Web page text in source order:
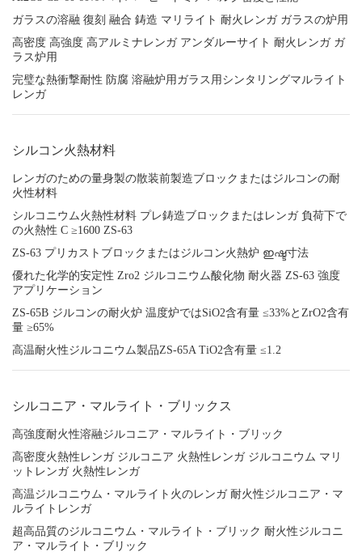
ガラスの溶融 復刻 融合 鋳造 マリライト 耐火レンガ ガラスの炉用
高密度 高強度 高アルミナレンガ アンダルーサイト 耐火レンガ ガ
ラス炉用
完璧な熱衝撃耐性 防腐 溶融炉用ガラス用シンタリングマルライト
レンガ
シルコン火熱材料
レンガのための量身製の散装前製造ブロックまたはジルコンの耐
火性材料
シルコニウム火熱性材料 プレ鋳造ブロックまたはレンガ 負荷下で
の火熱性 C ≥1600 ZS-63
ZS-63 プリカストブロックまたはジルコン火熱炉 ഇഷ്ട寸法
優れた化学的安定性 Zro2 ジルコニウム酸化物 耐火器 ZS-63 強度
アプリケーション
ZS-65B ジルコンの耐火炉 温度炉ではSiO2含有量 ≤33%とZrO2含有
量 ≥65%
高温耐火性ジルコニウム製品ZS-65A TiO2含有量 ≤1.2
シルコニア・マルライト・ブリックス
高強度耐火性溶融ジルコニア・マルライト・ブリック
高密度火熱性レンガ ジルコニア 火熱性レンガ ジルコニウム マリ
ットレンガ 火熱性レンガ
高温ジルコニウム・マルライト火のレンガ 耐火性ジルコニア・マ
ルライトレンガ
超高品質のジルコニウム・マルライト・ブリック 耐火性ジルコニ
ア・マルライト・ブリック